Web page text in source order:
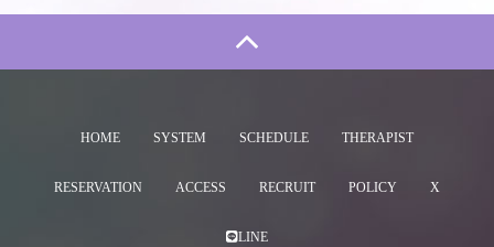
HOME SYSTEM SCHEDULE THERAPIST
RESERVATION ACCESS RECRUIT POLICY X
LINE